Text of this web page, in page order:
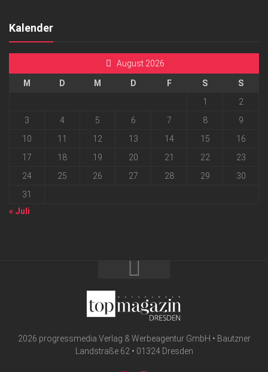
Kalender
August 2026
M D M D F S
S
1
2
3
4 5 6 7 8
9
10
11 12 13 14 15
16
17
18 19 20 21 22
23
24
25 26 27 28 29
30
31
« Juli
2026 progressmedia Verlag & Werbeagentur GmbH • Bautzner
Landstraße 62 • 01324 Dresden